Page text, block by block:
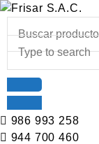
986 993 258
944 700 460